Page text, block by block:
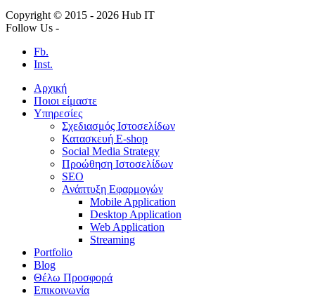
Copyright © 2015 - 2026 Hub IT
Follow Us -
Fb.
Inst.
Αρχική
Ποιοι είμαστε
Υπηρεσίες
Σχεδιασμός Ιστοσελίδων
Κατασκευή E-shop
Social Media Strategy
Προώθηση Ιστοσελίδων
SEO
Ανάπτυξη Εφαρμογών
Mobile Application
Desktop Application
Web Application
Streaming
Portfolio
Blog
Θέλω Προσφορά
Επικοινωνία